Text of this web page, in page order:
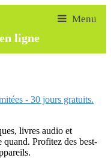
ligne
- 30 jours gratuits.
livres audio et
Profitez des best-